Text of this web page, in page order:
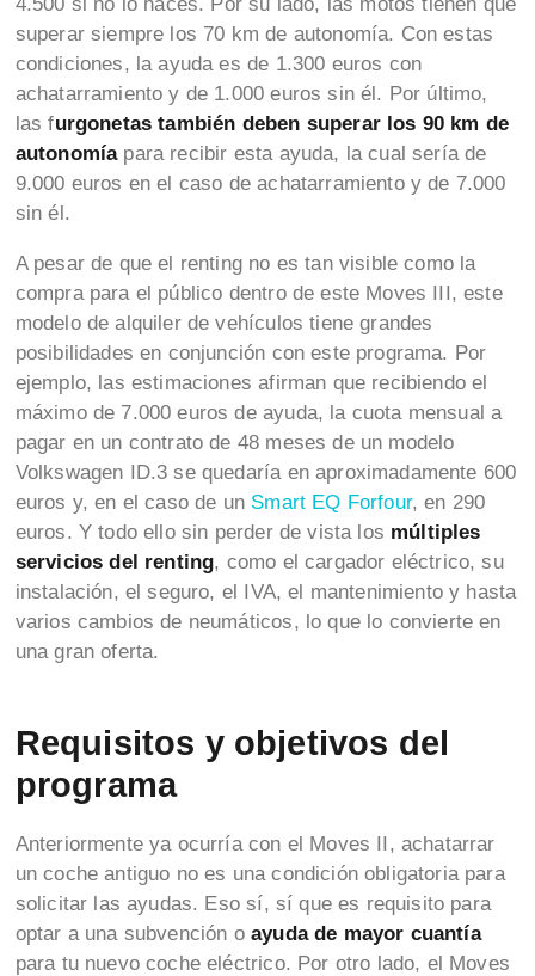
superar siempre los 70 km de autonomía. Con estas
condiciones, la ayuda es de 1.300 euros con
achatarramiento y de 1.000 euros sin él. Por último,
las furgonetas también deben superar los 90 km de
autonomía para recibir esta ayuda, la cual sería de
9.000 euros en el caso de achatarramiento y de 7.000
sin él.
A pesar de que el renting no es tan visible como la
compra para el público dentro de este Moves III, este
modelo de alquiler de vehículos tiene grandes
posibilidades en conjunción con este programa. Por
ejemplo, las estimaciones afirman que recibiendo el
máximo de 7.000 euros de ayuda, la cuota mensual a
pagar en un contrato de 48 meses de un modelo
Volkswagen ID.3 se quedaría en aproximadamente 600
euros y, en el caso de un Smart EQ Forfour, en 290
euros. Y todo ello sin perder de vista los múltiples
servicios del renting, como el cargador eléctrico, su
instalación, el seguro, el IVA, el mantenimiento y hasta
varios cambios de neumáticos, lo que lo convierte en
una gran oferta.
Requisitos y objetivos del
programa
Anteriormente ya ocurría con el Moves II, achatarrar
un coche antiguo no es una condición obligatoria para
solicitar las ayudas. Eso sí, sí que es requisito para
optar a una subvención o ayuda de mayor cuantía
para tu nuevo coche eléctrico. Por otro lado, el Moves